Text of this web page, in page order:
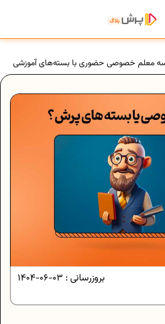
معلم خصوصی حضوری با بسته‌های آموزشی
بروزرسانی : 03-06-1404